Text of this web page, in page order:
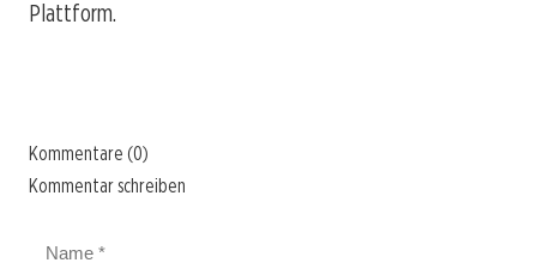
Plattform.
Kommentare (0)
Kommentar schreiben